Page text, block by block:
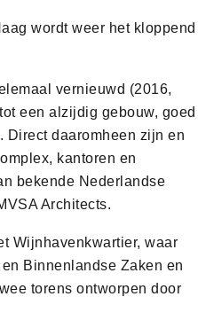
wordt weer het kloppend
vernieuwd (2016,
een alzijdig gebouw, goed
Direct daaromheen zijn en
kantoren en
bekende Nederlandse
Architects.
Wijnhavenkwartier, waar
Binnenlandse Zaken en
torens ontworpen door